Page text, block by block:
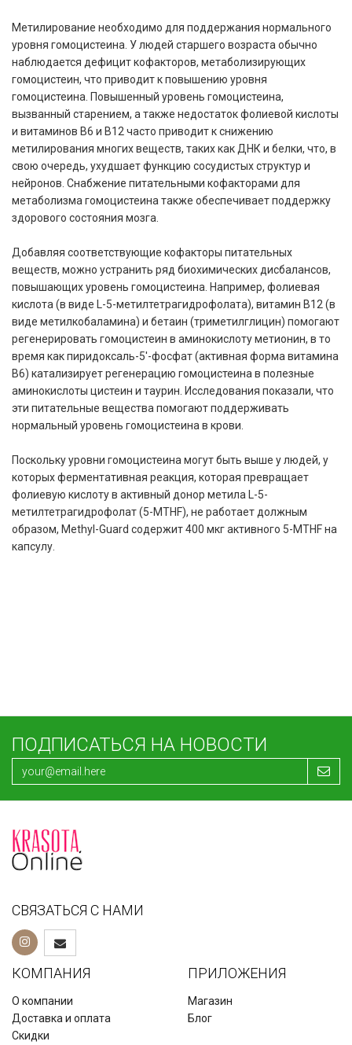
Метилирование необходимо для поддержания нормального
уровня гомоцистеина. У людей старшего возраста обычно
наблюдается дефицит кофакторов, метаболизирующих
гомоцистеин, что приводит к повышению уровня
гомоцистеина. Повышенный уровень гомоцистеина,
вызванный старением, а также недостаток фолиевой кислоты
и витаминов B6 и B12 часто приводит к снижению
метилирования многих веществ, таких как ДНК и белки, что, в
свою очередь, ухудшает функцию сосудистых структур и
нейронов. Снабжение питательными кофакторами для
метаболизма гомоцистеина также обеспечивает поддержку
здорового состояния мозга.
Добавляя соответствующие кофакторы питательных
веществ, можно устранить ряд биохимических дисбалансов,
повышающих уровень гомоцистеина. Например, фолиевая
кислота (в виде L-5-метилтетрагидрофолата), витамин B12 (в
виде метилкобаламина) и бетаин (триметилглицин) помогают
регенерировать гомоцистеин в аминокислоту метионин, в то
время как пиридоксаль-5'-фосфат (активная форма витамина
B6) катализирует регенерацию гомоцистеина в полезные
аминокислоты цистеин и таурин. Исследования показали, что
эти питательные вещества помогают поддерживать
нормальный уровень гомоцистеина в крови.
Поскольку уровни гомоцистеина могут быть выше у людей, у
которых ферментативная реакция, которая превращает
фолиевую кислоту в активный донор метила L-5-
метилтетрагидрофолат (5-MTHF), не работает должным
образом, Methyl-Guard содержит 400 мкг активного 5-MTHF на
капсулу.
ПОДПИСАТЬСЯ НА НОВОСТИ
СВЯЗАТЬСЯ С НАМИ
КОМПАНИЯ
О компании
Доставка и оплата
Скидки
ПРИЛОЖЕНИЯ
Магазин
Блог